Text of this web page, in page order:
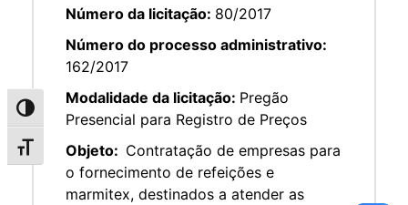
Alternar alto contraste
Alternar tamanho da fonte
Número da licitação: 80/2017
Número do processo administrativo:
162/2017
Modalidade da licitação: Pregão
Presencial para Registro de Preços
Objeto: Contratação de empresas para
o fornecimento de refeições e
marmitex, destinados a atender as